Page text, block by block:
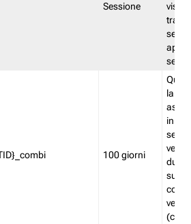
Sessione
100 giorni
la
in